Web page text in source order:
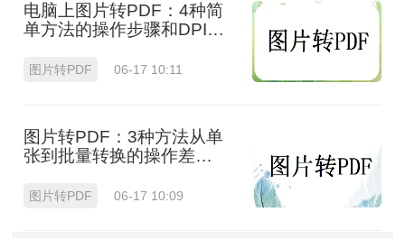
电脑上图片转PDF：4种简
单方法的操作步骤和DPI设
图片转PDF 06-17 10:11
图片转PDF：3种方法从单
张到批量转换的操作差
图片转PDF 06-17 10:09